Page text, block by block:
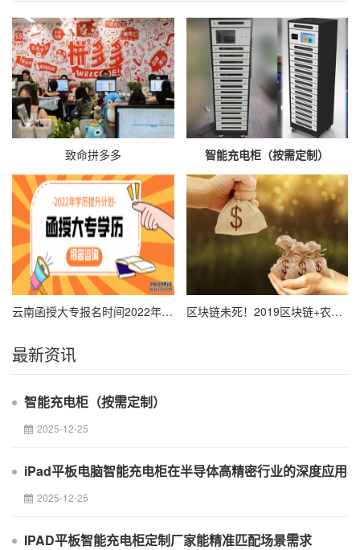
致命拼多多 智能充电柜（按需定制）
云南函授大专报名时间2022年，云南函授大专在哪报名？ 区块链未死！2019区块链+农业或将浴火重生
最新资讯
智能充电柜（按需定制）
2025-12-25
iPad平板电脑智能充电柜在半导体高精密行业的深度应用
2025-12-25
IPAD平板智能充电柜定制厂家能精准匹配场景需求